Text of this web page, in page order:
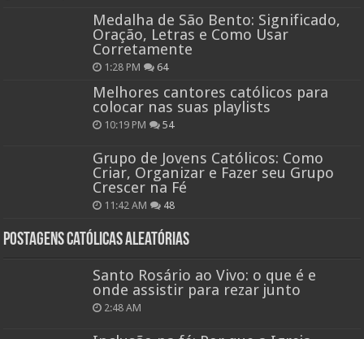
Medalha de São Bento: Significado,
Oração, Letras e Como Usar
Corretamente
1:28 PM 64
Melhores cantores católicos para
colocar nas suas playlists
10:19 PM 54
Grupo de Jovens Católicos: Como
Criar, Organizar e Fazer seu Grupo
Crescer na Fé
11:42 AM 48
Postagens católicas aleatórias
Santo Rosário ao Vivo: o que é e
onde assistir para rezar junto
2:48 AM